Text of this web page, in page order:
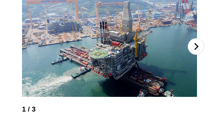
1 / 3